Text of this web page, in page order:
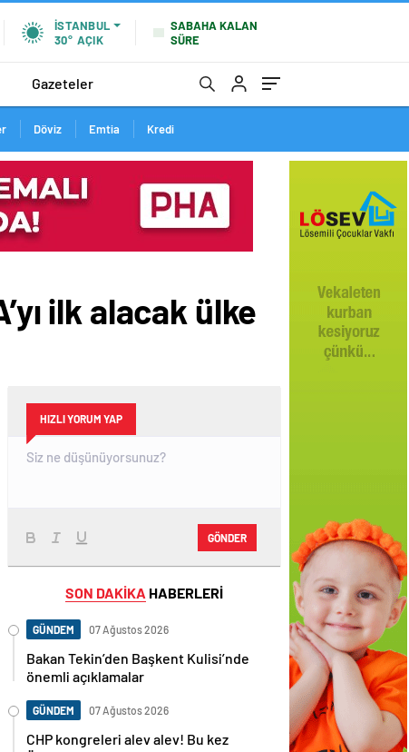
İSTANBUL
30° AÇIK
SABAHA KALAN
SÜRE
Gazeteler
Döviz Emtia Kredi
ilk alacak ülke
HIZLI YORUM YAP
GÖNDER
SON DAKİKA HABERLERİ
GÜNDEM 07 Ağustos 2026
Bakan Tekin’den Başkent Kulisi’nde
önemli açıklamalar
GÜNDEM 07 Ağustos 2026
CHP kongreleri alev alev! Bu kez